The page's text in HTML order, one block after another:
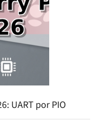
UART por PIO